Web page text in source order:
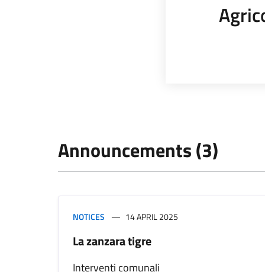
Announcements (3)
NOTICES 14 APRIL 2025
La zanzara tigre
Interventi comunali